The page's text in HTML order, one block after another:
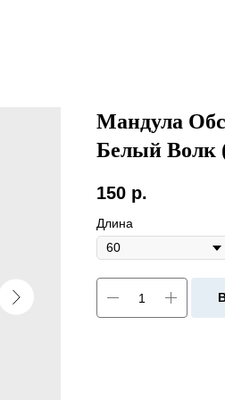
Мандула
Белый Волк
150 р.
Длина